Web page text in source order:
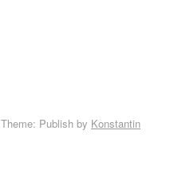
Theme: Publish by Konstantin